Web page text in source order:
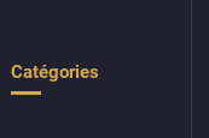
Catégories